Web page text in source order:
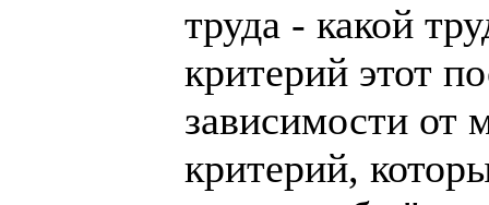
труда - какой
критерий этот
зависимости от
критерий,